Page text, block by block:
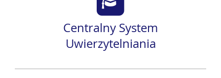
Centralny System
Uwierzytelniania